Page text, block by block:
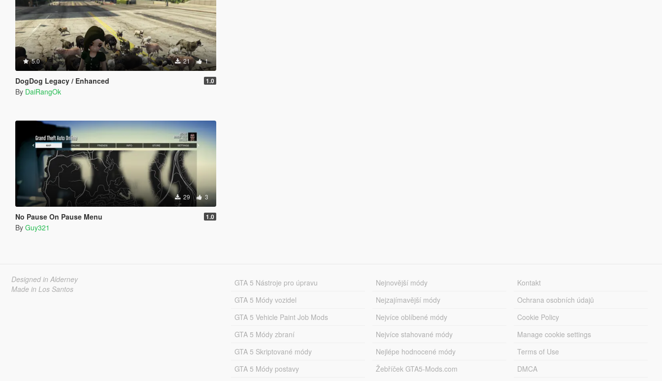
5.0 21 1
DogDog Legacy / Enhanced 1.0
By DaiRangOk
29 3
No Pause On Pause Menu 1.0
By Guy321
Designed in Alderney
Made in Los Santos
GTA 5 Nástroje pro úpravu
GTA 5 Módy vozidel
GTA 5 Vehicle Paint Job Mods
GTA 5 Módy zbraní
GTA 5 Skriptované módy
GTA 5 Módy postavy
Nejnovější módy
Nejzajímavější módy
Nejvíce oblíbené módy
Nejvíce stahované módy
Nejlépe hodnocené módy
Žebříček GTA5-Mods.com
Kontakt
Ochrana osobních údajů
Cookie Policy
Manage cookie settings
Terms of Use
DMCA